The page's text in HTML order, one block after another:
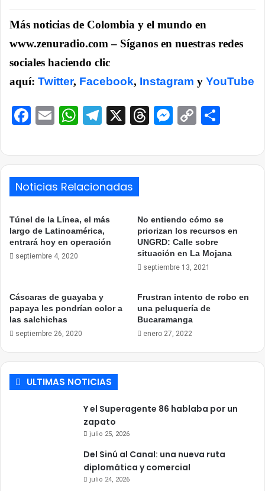
Más noticias de Colombia y el mundo en
www.zenuradio.com – Síganos en nuestras redes
sociales haciendo clic
aquí: Twitter, Facebook, Instagram y YouTube
Facebook
EmailWhatsApp
Telegram
X ThreadsCopy
Noticias Relacionadas
Túnel de la Línea, el más
largo de Latinoamérica,
entrará hoy en operación
septiembre 4, 2020
No entiendo cómo se
priorizan los recursos en
UNGRD: Calle sobre
situación en La Mojana
septiembre 13, 2021
Cáscaras de guayaba y
papaya les pondrían color a
las salchichas
septiembre 26, 2020
Frustran intento de robo en
una peluquería de
Bucaramanga
enero 27, 2022
ULTIMAS NOTICIAS
Y el Superagente 86 hablaba por un
zapato
julio 25, 2026
Del Sinú al Canal: una nueva ruta
diplomática y comercial
julio 24, 2026